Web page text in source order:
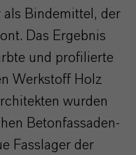
Bindemittel, der
Das Ergebnis
und profilierte
Werkstoff Holz
wurden
Betonfassaden-
Fasslager der